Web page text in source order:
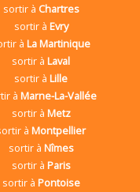
sortir à Chartres
sortir à Evry
àLa Martinique
sortir àLaval
sortir àLille
àMarne-La-Vallée
sortir à Metz
àMontpellier
sortir à Nîmes
sortir à Paris
sortir à Pontoise